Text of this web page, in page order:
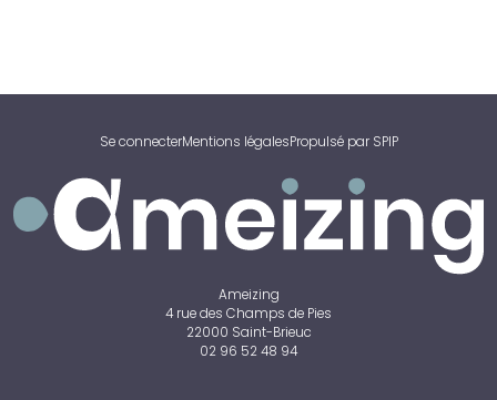
Se connecterMentions légalesPropulsé par SPIP
Ameizing
4 rue des Champs de Pies
22000 Saint-Brieuc
02 96 52 48 94